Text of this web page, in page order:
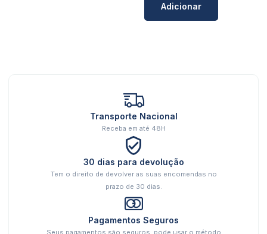
Adicionar
Transporte Nacional
Receba em até 48H
30 dias para devolução
Tem o direito de devolver as suas encomendas no
prazo de 30 dias.
Pagamentos Seguros
Seus pagamentos são seguros, pode usar o método